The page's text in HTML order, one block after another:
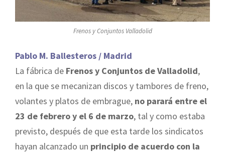
Frenos y Conjuntos Valladolid
Pablo M. Ballesteros / Madrid
La fábrica de Frenos y Conjuntos de Valladolid,
en la que se mecanizan discos y tambores de freno,
volantes y platos de embrague, no parará entre el
23 de febrero y el 6 de marzo, tal y como estaba
previsto, después de que esta tarde los sindicatos
hayan alcanzado un principio de acuerdo con la